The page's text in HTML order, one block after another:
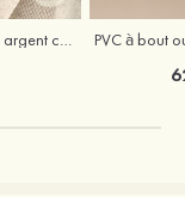
Élégant fantaisie argent colliers avec zircone cubique